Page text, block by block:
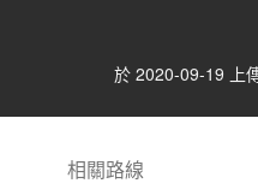
於 2020-09-19 上
相關路線